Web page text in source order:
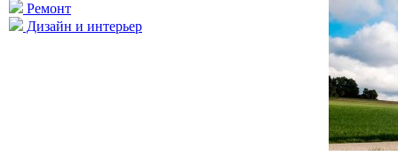
Ремонт
Дизайн и интерьер